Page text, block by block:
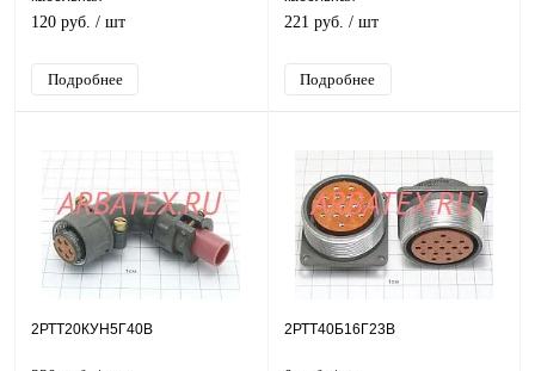
120 руб. / шт
Подробнее
221 руб. / шт
Подробнее
2РТТ20КУН5Г40В 2РТТ40Б16Г23В